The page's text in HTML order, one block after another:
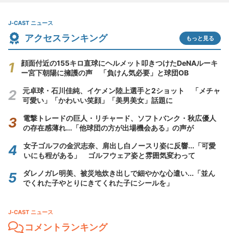
J-CAST ニュース
アクセスランキング もっと見る
顔面付近の155キロ直球にヘルメット叩きつけたDeNAルーキ
ー宮下朝陽に擁護の声 「負けん気必要」と球団OB
元卓球・石川佳純、イケメン陸上選手と2ショット 「メチャ
可愛い」「かわいい笑顔」「美男美女」話題に
電撃トレードの巨人・リチャード、ソフトバンク・秋広優人
の存在感薄れ...「他球団の方が出場機会ある」の声が
女子ゴルフの金沢志奈、肩出し白ノースリ姿に反響...「可愛
いにも程がある」 ゴルフウェア姿と雰囲気変わって
ダレノガレ明美、被災地炊き出しで細やかな心遣い...「並ん
でくれた子やとりにきてくれた子にシールを」
J-CAST ニュース
コメントランキング